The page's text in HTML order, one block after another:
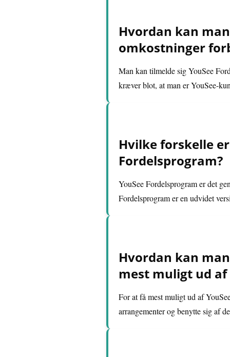
Hvordan kan
omkostninger
Man kan tilmelde sig YouSee
kræver blot, at man er YouSee-
Hvilke forskelle
Fordelsprogram?
YouSee Fordelsprogram er det
Fordelsprogram er en udvidet
Hvordan kan
mest muligt ud af
For at få mest muligt ud af
arrangementer og benytte sig af